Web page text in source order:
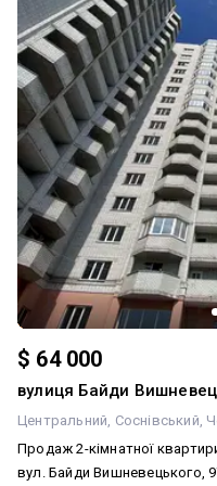
куточку. Іграшки, м’які
місцем, куди хочеться повертатися.
сьогодення — у ЖК є
забезпечується робота
розташований у сучасному
територія, відеонагляд,
безпечний простір для мешканців. Квартира,
відчувається в кожній
$ 64 000
вулиця Байди
Центральний Соснівський
Продаж 2-кімнатної
вул. Байди Вишневецького,